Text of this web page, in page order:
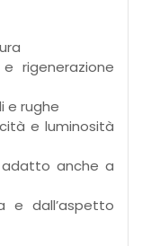
rigenerazione
e rughe
e luminosità
anche a
e dall’aspetto